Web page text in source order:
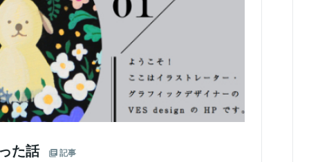
た話 記事